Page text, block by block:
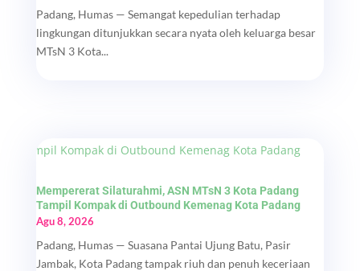
Padang, Humas — Semangat kepedulian terhadap
lingkungan ditunjukkan secara nyata oleh keluarga besar
MTsN 3 Kota...
Mempererat Silaturahmi, ASN MTsN 3 Kota Padang
Tampil Kompak di Outbound Kemenag Kota Padang
Agu 8, 2026
Padang, Humas — Suasana Pantai Ujung Batu, Pasir
Jambak, Kota Padang tampak riuh dan penuh keceriaan